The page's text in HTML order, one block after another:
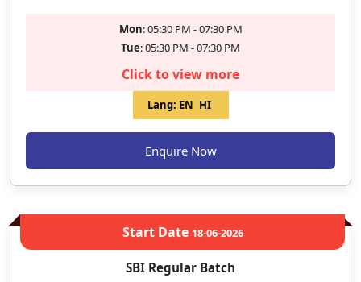
Mon: 05:30 PM - 07:30 PM
Tue: 05:30 PM - 07:30 PM
Click to view more
Lang: EN HI
Enquire Now
Start Date 18-06-2026
SBI Regular Batch